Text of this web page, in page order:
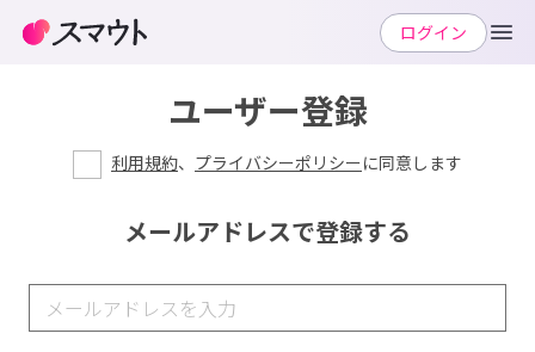
ユーザー登録
利用規約、 プライバシーポリシーに同意します
メールアドレスで登録する
ログイン